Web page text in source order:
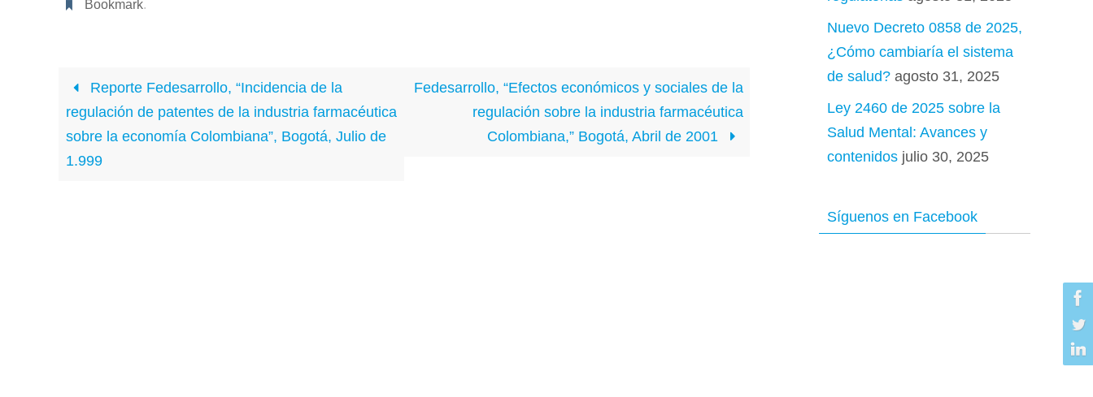
c
o
o
k
tt
p
p
n
tir
Bookmark.
Reporte Fedesarrollo, “Incidencia de la
regulación de patentes de la industria farmacéutica
sobre la economí­a Colombiana”, Bogotá, Julio de
1.999
Fedesarrollo, “Efectos económicos y sociales de la
regulación sobre la industria farmacéutica
Colombiana,” Bogotá, Abril de 2001
Nuevo Decreto 0858 de 2025,
¿Cómo cambiaría el sistema
de salud? agosto 31, 2025
Ley 2460 de 2025 sobre la
Salud Mental: Avances y
contenidos julio 30, 2025
Síguenos en Facebook